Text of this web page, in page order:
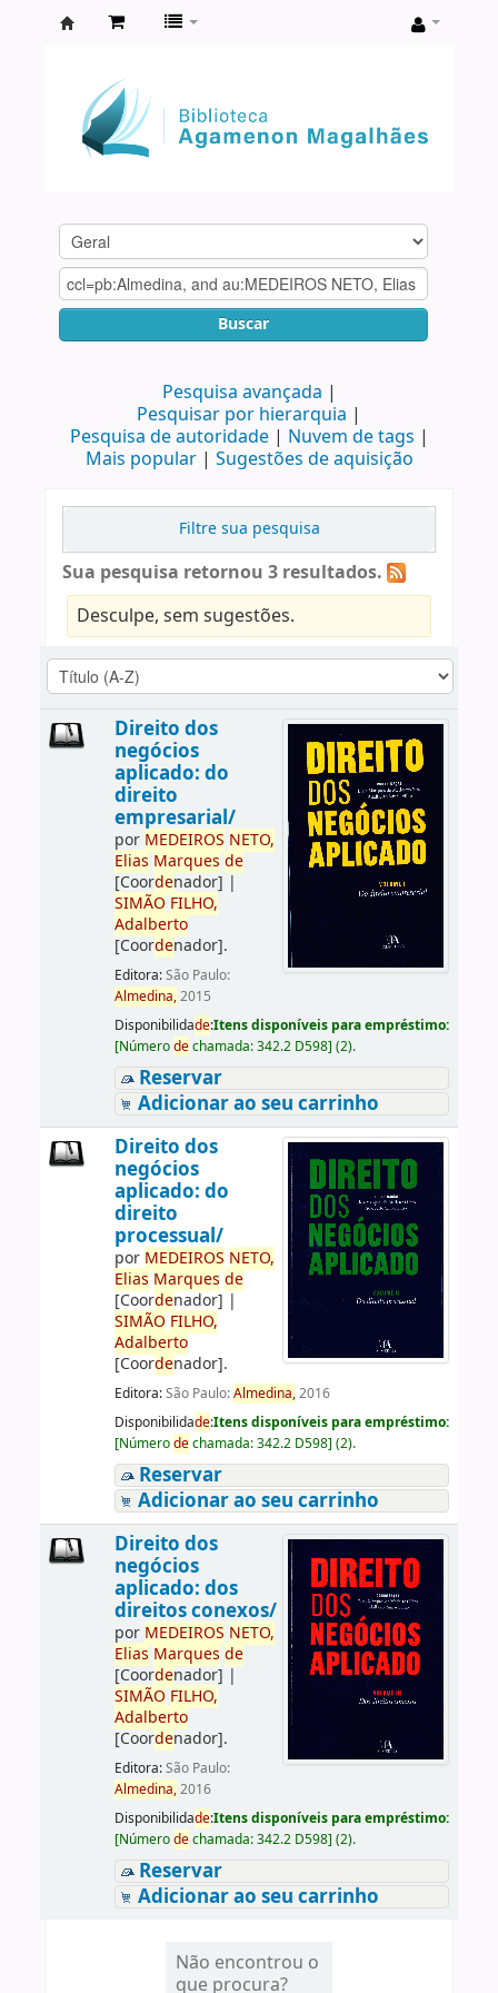
Agamenon
Magalhães
Buscar
Pesquisa avançada
Pesquisar por hierarquia
Pesquisa de autoridade
Nuvem de tags
Mais popular
Sugestões de aquisição
Filtre sua pesquisa
Sua pesquisa retornou 3 resultados.
Desculpe, sem sugestões.
Direito dos
negócios
aplicado: do
direito
empresarial/
por MEDEIROS NETO,
Elias Marques de
[Coordenador] |
SIMÃO FILHO,
Adalberto
[Coordenador].
Editora:São Paulo:
Almedina,2015
Disponibilidade:Itens disponíveis para empréstimo:
[Númerodechamada:342.2 D598] (2).
Reservar
Adicionar ao seu carrinho
Direito dos
negócios
aplicado: do
direito
processual/
por MEDEIROS NETO,
Elias Marques de
[Coordenador] |
SIMÃO FILHO,
Adalberto
[Coordenador].
Editora:São Paulo:Almedina,2016
Disponibilidade:Itens disponíveis para empréstimo:
[Númerodechamada:342.2 D598] (2).
Reservar
Adicionar ao seu carrinho
Direito dos
negócios
aplicado: dos
direitos conexos/
por MEDEIROS NETO,
Elias Marques de
[Coordenador] |
SIMÃO FILHO,
Adalberto
[Coordenador].
Editora:São Paulo:
Almedina,2016
Disponibilidade:Itens disponíveis para empréstimo:
[Númerodechamada:342.2 D598] (2).
Reservar
Adicionar ao seu carrinho
Não encontrou o
que procura?